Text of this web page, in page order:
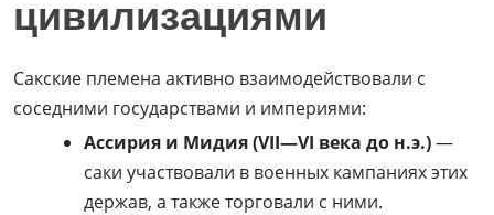
цивилизациями
Сакские племена активно взаимодействовали с
соседними государствами и империями:
Ассирия и Мидия (VII—VI века до н.э.)—
саки участвовали в военных кампаниях этих
держав, а также торговали с ними.